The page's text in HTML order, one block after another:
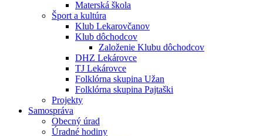
Materská škola
Šport a kultúra
Klub Lekarovčanov
Klub dôchodcov
Založenie Klubu dôchodcov
DHZ Lekárovce
TJ Lekárovce
Folklórna skupina Užan
Folklórna skupina Pajtaški
Projekty
Samospráva
Obecný úrad
Úradné hodiny